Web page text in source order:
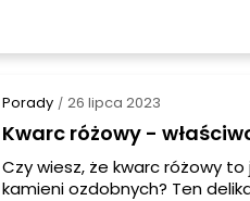
jakie kryteria warto wziąć pod
Porady / 26 lipca 2023
Kwarc różowy -
Czy wiesz, że kwarc różowy
kamieni ozdobnych? Ten